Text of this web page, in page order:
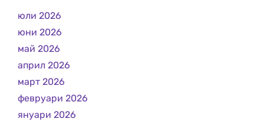
юли 2026
юни 2026
май 2026
април 2026
март 2026
февруари 2026
януари 2026